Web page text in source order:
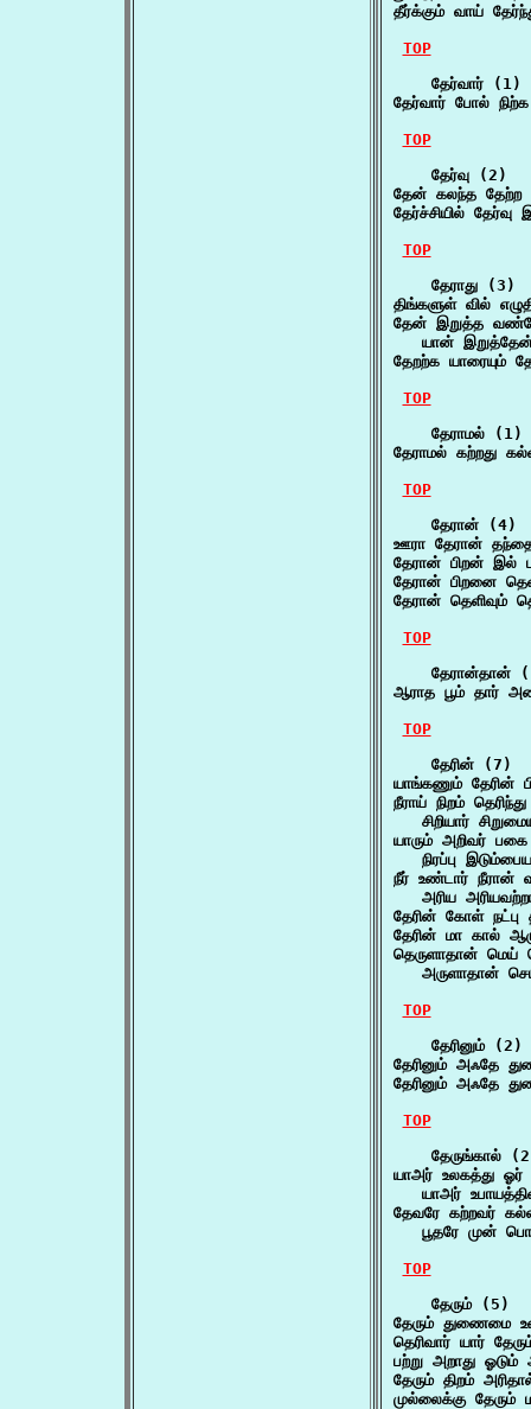
தீர்க்கும் வாய்
TOP
    தேர்வார் (1)
தேர்வார் போல்
TOP
    தேர்வு (2)
தேன் கலந்த தேற்ற
தேர்ச்சியில்
TOP
    தேராது (3)
திங்களுள் வில்
தேன் இறுத்த
யான்
தேறற்க யாரையும்
TOP
    தேராமல் (1)
தேராமல் கற்றது
TOP
    தேரான் (4)
ஊரா தேரான்
தேரான் பிறன் இல்
தேரான் பிறனை
தேரான் தெளிவும்
TOP
தேரான்தான்
ஆராத பூம் தார்
TOP
    தேரின் (7)
யாங்கணும் தேரின்
நீராய் நிறம்
சிறியார்
யாரும் அறிவர் பகை
நிரப்பு
நீர் உண்டார் நீரான்
அரிய
தேரின் கோள்
தேரின் மா கால்
தெருளாதான் மெய்
அருளாதான்
TOP
    தேரினும் (2)
தேரினும் அஃதே
தேரினும் அஃதே
TOP
தேருங்கால்
யாஅர் உலகத்து
யாஅர்
தேவரே கற்றவர்
பூதரே முன்
TOP
    தேரும் (5)
தேரும் துணைமை
தெரிவார் யார்
பற்று அறாது
தேரும் திறம்
முல்லைக்கு தேரும்